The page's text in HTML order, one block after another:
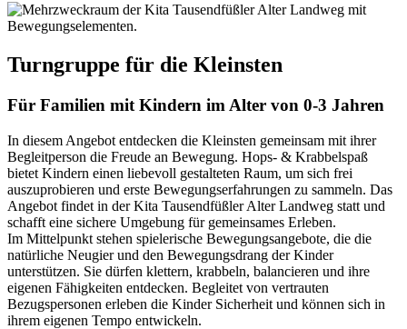
Turngruppe für die Kleinsten
Für Familien mit Kindern im Alter von 0-3 Jahren
In diesem Angebot entdecken die Kleinsten gemeinsam mit ihrer
Begleitperson die Freude an Bewegung. Hops- & Krabbelspaß
bietet Kindern einen liebevoll gestalteten Raum, um sich frei
auszuprobieren und erste Bewegungserfahrungen zu sammeln. Das
Angebot findet in der Kita Tausendfüßler Alter Landweg statt und
schafft eine sichere Umgebung für gemeinsames Erleben.
Im Mittelpunkt stehen spielerische Bewegungsangebote, die die
natürliche Neugier und den Bewegungsdrang der Kinder
unterstützen. Sie dürfen klettern, krabbeln, balancieren und ihre
eigenen Fähigkeiten entdecken. Begleitet von vertrauten
Bezugspersonen erleben die Kinder Sicherheit und können sich in
ihrem eigenen Tempo entwickeln.